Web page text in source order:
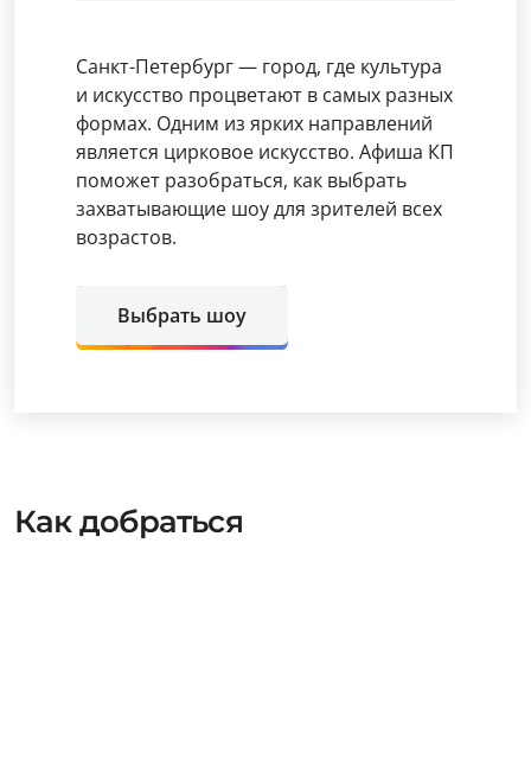
Санкт-Петербург — город, где культура
и искусство процветают в самых разных
формах. Одним из ярких направлений
является цирковое искусство. Афиша КП
поможет разобраться, как выбрать
захватывающие шоу для зрителей всех
возрастов.
Выбрать шоу
Как добраться